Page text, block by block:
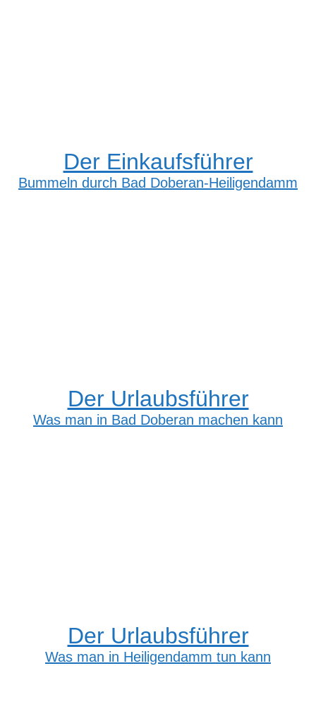
Der Einkaufsführer
Bummeln durch Bad Doberan-Heiligendamm
Der Urlaubsführer
Was man in Bad Doberan machen kann
Der Urlaubsführer
Was man in Heiligendamm tun kann